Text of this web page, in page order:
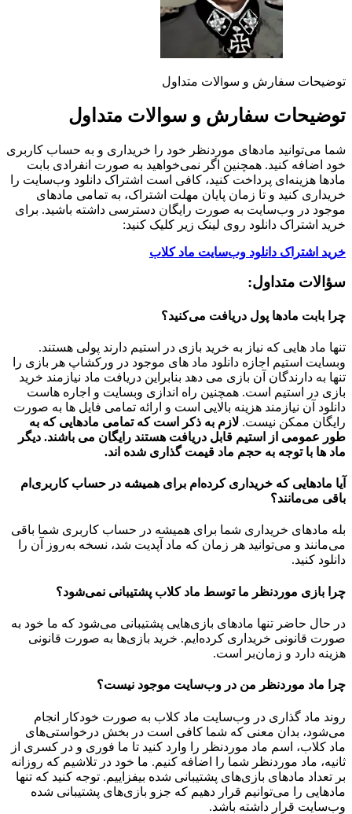
توضیحات سفارش و سوالات متداول
توضیحات سفارش و سوالات متداول
شما می‌توانید مادهای موردنظر خود را خریداری و به حساب کاربری
خود اضافه کنید. همچنین اگر نمی‌خواهید به صورت انفرادی بابت
مادها هزینه‌ای پرداخت کنید، کافی است اشتراک دانلود وب‌سایت را
خریداری کنید و تا زمان پایان مهلت اشتراک، به تمامی مادهای
موجود در وب‌سایت به صورت رایگان دسترسی داشته باشید. برای
خرید اشتراک دانلود روی لینک زیر کلیک کنید:
خرید اشتراک دانلود وب‌سایت ماد کلاب
سؤالات متداول:
چرا بابت مادها پول دریافت می‌کنید؟
تنها ماد هایی که نیاز به خرید بازی در استیم دارند پولی هستند.
وبسایت استیم اجازه دانلود ماد های موجود در ورکشاپ هر بازی را
تنها به دارندگان آن بازی می دهد بنابراین دریافت ماد نیازمند خرید
بازی در استیم است. همچنین راه اندازی وبسایت و اجاره هاست
دانلود آن نیازمند هزینه بالایی است و ارائه تمامی فایل ها به صورت
رایگان ممکن نیست. لازم به ذکر است که تمامی مادهایی که به
طور عمومی از استیم قابل دریافت هستند رایگان می باشند. دیگر
ماد ها با توجه به حجم ماد قیمت گذاری شده اند.
آیا مادهایی که خریداری کرده‌ام برای همیشه در حساب‌ کاربری‌ام
باقی می‌مانند؟
بله مادهای خریداری شما برای همیشه در حساب کاربری شما باقی
می‌مانند و می‌توانید هر زمان که ماد آپدیت شد، نسخه به‌روز آن را
دانلود کنید.
چرا بازی موردنظر ما توسط ماد کلاب پشتیبانی نمی‌شود؟
در حال حاضر تنها مادهای بازی‌هایی پشتیبانی می‌شود که ما خود به
صورت قانونی خریداری کرده‌ایم. خرید بازی‌ها به صورت قانونی
هزینه دارد و زمان‌بر است.
چرا ماد موردنظر من در وب‌سایت موجود نیست؟
روند ماد گذاری در وب‌سایت ماد کلاب به صورت خودکار انجام
می‌شود، بدان معنی که شما کافی است در بخش درخواستی‌های
ماد کلاب، اسم ماد موردنظر را وارد کنید تا ما فوری و در کسری از
ثانیه، ماد موردنظر شما را اضافه کنیم. ما خود در تلاشیم که روزانه
بر تعداد مادهای بازی‌های پشتیبانی شده بیفزاییم. توجه کنید که تنها
مادهایی را می‌توانیم قرار دهیم که جزو بازی‌های پشتیبانی شده
وب‌سایت قرار داشته باشد.